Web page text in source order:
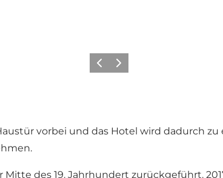
ZurückWeiter
vorbei und das Hotel wird dadurch
des 19. Jahrhundert zurückgeführt.